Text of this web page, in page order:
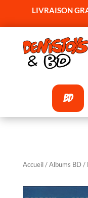
LIVRAISON
BD
Accueil/Albums BD /